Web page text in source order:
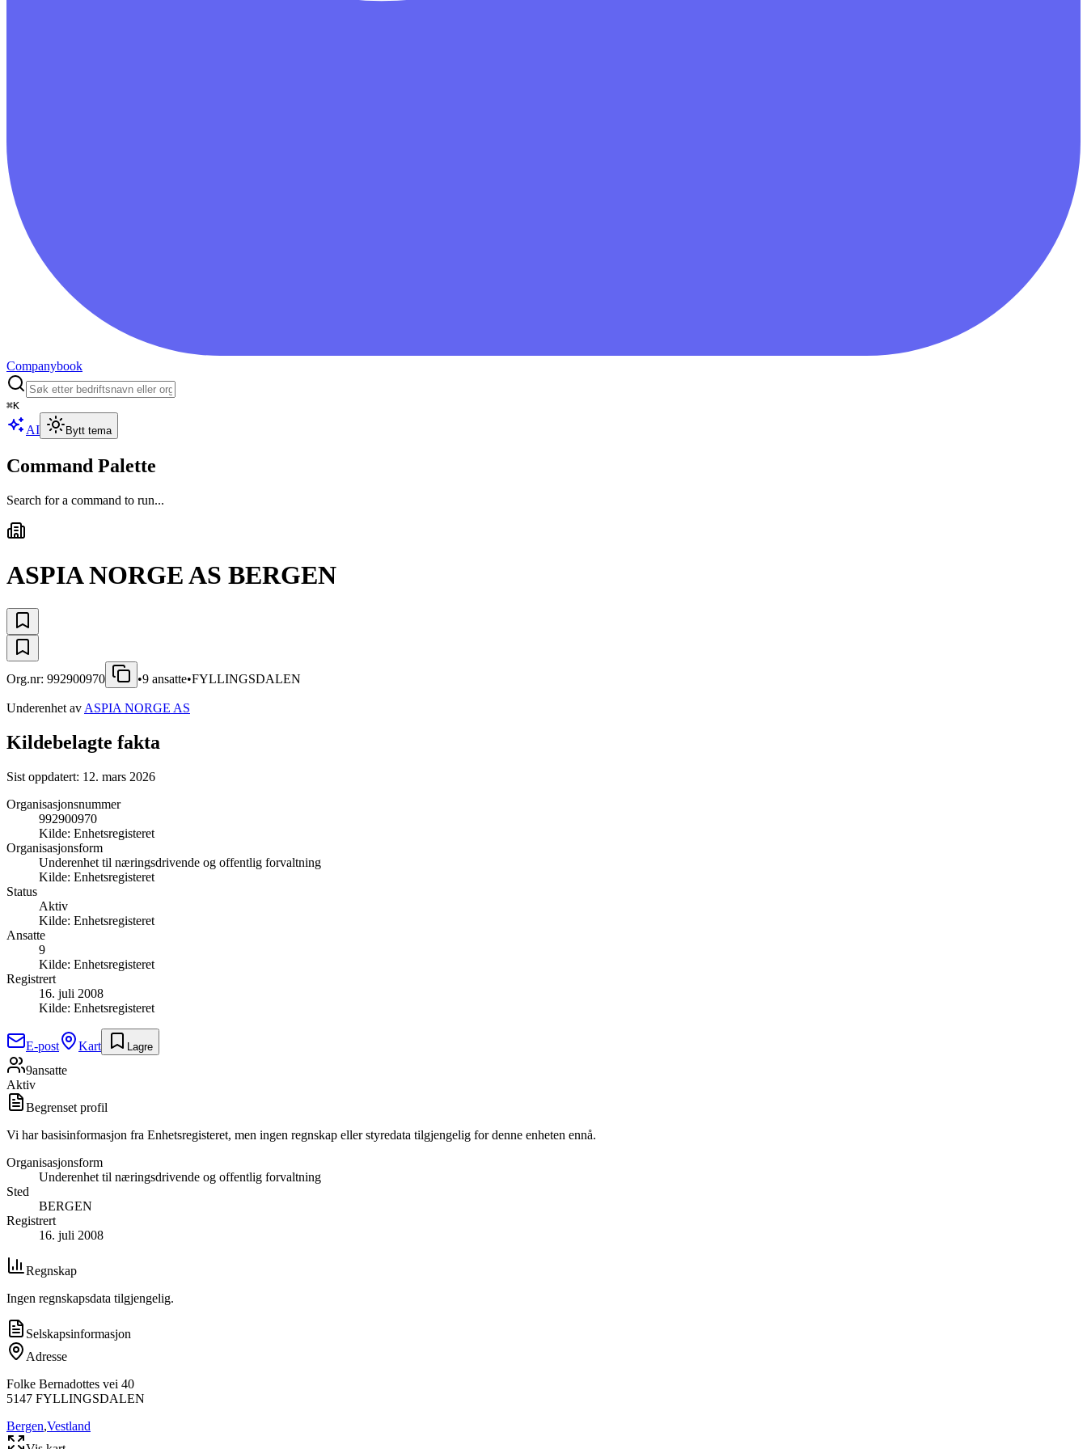
Companybook
⌘K
AI Bytt tema
Command Palette
Search for a command to run...
ASPIA NORGE AS BERGEN
Org.nr: 992900970 •9 ansatte•FYLLINGSDALEN
Underenhet av ASPIA NORGE AS
Kildebelagte fakta
Sist oppdatert: 12. mars 2026
Organisasjonsnummer
992900970
Kilde: Enhetsregisteret
Organisasjonsform
Underenhet til næringsdrivende og offentlig forvaltning
Kilde: Enhetsregisteret
Status
Aktiv
Kilde: Enhetsregisteret
Ansatte
9
Kilde: Enhetsregisteret
Registrert
16. juli 2008
Kilde: Enhetsregisteret
E-post Kart Lagre
9ansatte
Aktiv
Begrenset profil
Vi har basisinformasjon fra Enhetsregisteret, men ingen regnskap eller styredata tilgjengelig for denne enheten ennå.
Organisasjonsform
Underenhet til næringsdrivende og offentlig forvaltning
Sted
BERGEN
Registrert
16. juli 2008
Regnskap
Ingen regnskapsdata tilgjengelig.
Selskapsinformasjon
Adresse
Folke Bernadottes vei 40
5147 FYLLINGSDALEN
Bergen,Vestland